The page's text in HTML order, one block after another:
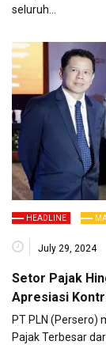
seluruh…
HEADLINE
July 29, 2024
Setor Pajak
Apresiasi
PT PLN (Persero)
Pajak Terbesar